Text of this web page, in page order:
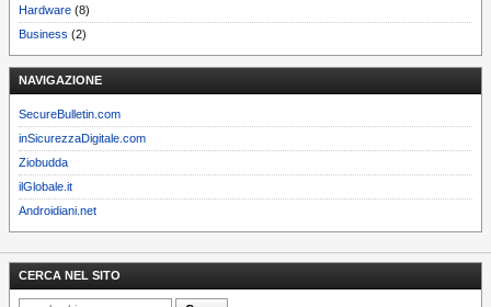
Hardware (8)
Business (2)
NAVIGAZIONE
SecureBulletin.com
inSicurezzaDigitale.com
Ziobudda
ilGlobale.it
Androidiani.net
CERCA NEL SITO